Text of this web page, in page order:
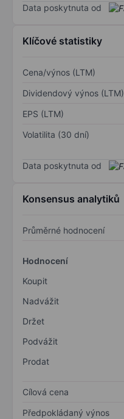
Data poskytnuta od
Klíčové statistiky
Cena/výnos (LTM)
Dividendový výnos (LTM)
EPS (LTM)
Volatilita (30 dní)
Data poskytnuta od
Konsensus analytiků
Průměrné hodnocení
Hodnocení
Koupit
Nadvážit
Držet
Podvážit
Prodat
Cílová cena
Předpokládaný výnos